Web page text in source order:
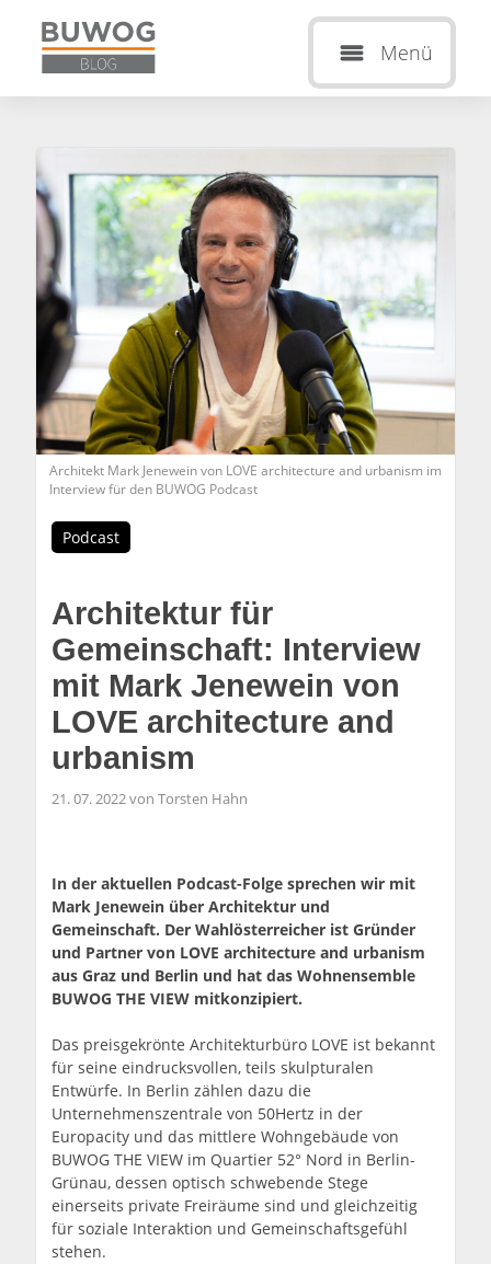
Menü
Architekt Mark Jenewein von LOVE architecture and urbanism im
Interview für den BUWOG Podcast
Podcast
Architektur für
Gemeinschaft: Interview
mit Mark Jenewein von
LOVE architecture and
urbanism
21. 07. 2022 von Torsten Hahn
In der aktuellen Podcast-Folge sprechen wir mit
Mark Jenewein über Architektur und
Gemeinschaft. Der Wahlösterreicher ist Gründer
und Partner von LOVE architecture and urbanism
aus Graz und Berlin und hat das Wohnensemble
BUWOG THE VIEW mitkonzipiert.
Das preisgekrönte Architekturbüro LOVE ist bekannt
für seine eindrucksvollen, teils skulpturalen
Entwürfe. In Berlin zählen dazu die
Unternehmenszentrale von 50Hertz in der
Europacity und das mittlere Wohngebäude von
BUWOG THE VIEW im Quartier 52° Nord in Berlin-
Grünau, dessen optisch schwebende Stege
einerseits private Freiräume sind und gleichzeitig
für soziale Interaktion und Gemeinschaftsgefühl
stehen.